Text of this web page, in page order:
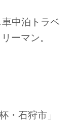
中泊トラベ
ーマン。
石狩市」